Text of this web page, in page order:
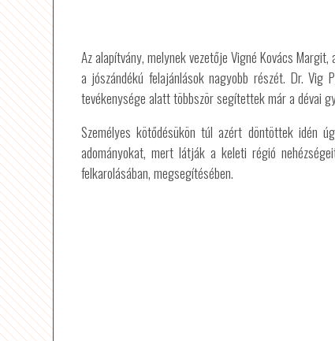
Az alapítvány, melynek vezetője Vigné Kovács
a jószándékú felajánlások nagyobb részét. Dr.
tevékenysége alatt többször segítettek már a dévai
Személyes kötődésükön túl azért döntöttek idén
adományokat, mert látják a keleti régió
felkarolásában, megsegítésében.